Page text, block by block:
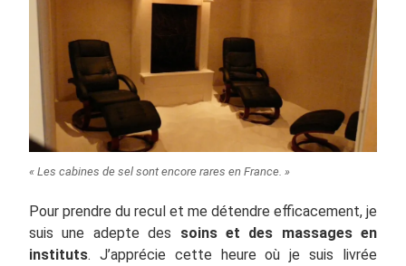
« Les cabines de sel sont encore rares en France. »
Pour prendre du recul et me détendre efficacement, je
suis une adepte des soins et des massages en
instituts. J’apprécie cette heure où je suis livrée